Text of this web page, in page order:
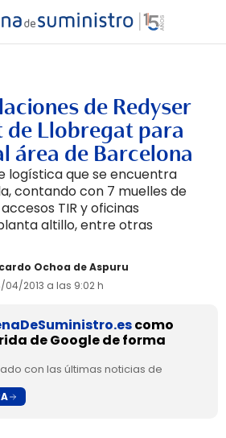
de Redyser
de Llobregat para
área de Barcelona
logística que se encuentra
contando con 7 muelles de
TIR y oficinas
altillo, entre otras
Ochoa de Aspuru
04/2013 a las 9:02 h
como
de Google de forma
con las últimas noticias de